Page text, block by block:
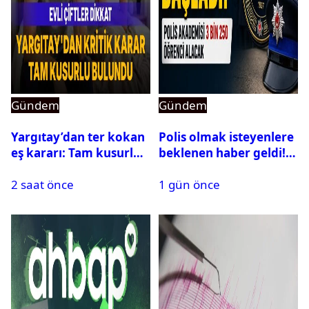
Gündem
Yargıtay’dan ter kokan
eş kararı: Tam kusurlu
2 saat önce
Gündem
Polis olmak isteyenlere
beklenen haber geldi!
1 gün önce